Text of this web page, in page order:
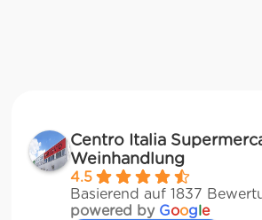
Centro Italia
Weinhandlung
4.5
Basierend auf 1837
powered by Google